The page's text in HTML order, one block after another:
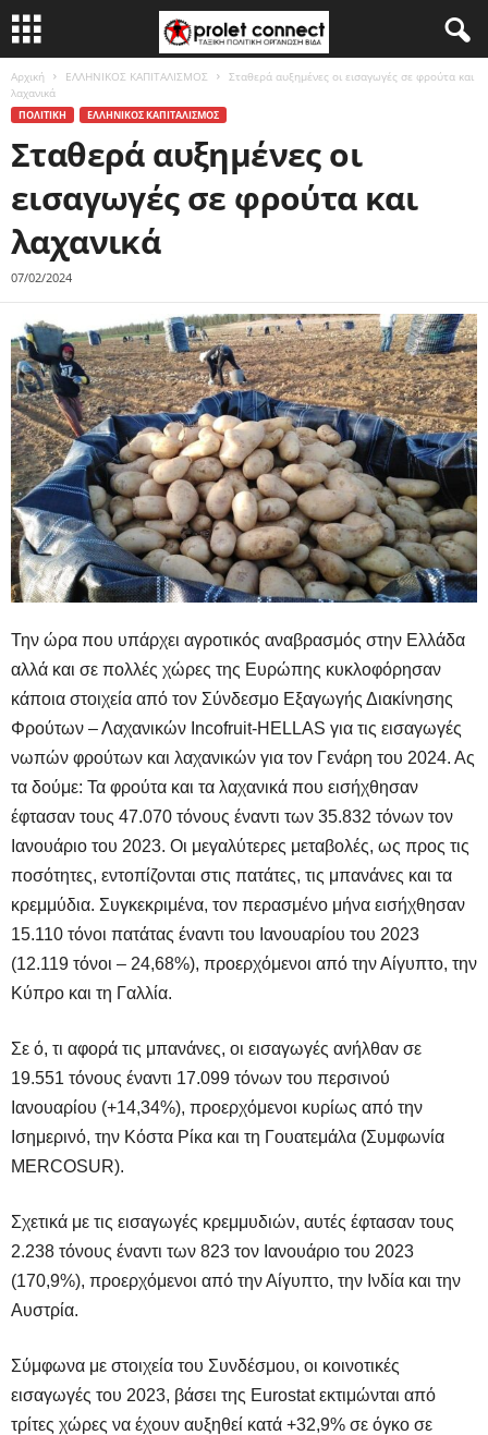
Αρχική ΕΛΛΗΝΙΚΟΣ ΚΑΠΙΤΑΛΙΣΜΟΣ
Σταθερά αυξημένες οι εισαγωγές σε φρούτα και
λαχανικά
ΠΟΛΙΤΙΚΗ ΕΛΛΗΝΙΚΟΣ ΚΑΠΙΤΑΛΙΣΜΟΣ
Σταθερά αυξημένες οι
εισαγωγές σε φρούτα και
λαχανικά
07/02/2024
Την ώρα που υπάρχει αγροτικός αναβρασμός στην Ελλάδα
αλλά και σε πολλές χώρες της Ευρώπης κυκλοφόρησαν
κάποια στοιχεία από τον Σύνδεσμο Εξαγωγής Διακίνησης
Φρούτων – Λαχανικών Incofruit-HELLAS για τις εισαγωγές
νωπών φρούτων και λαχανικών για τον Γενάρη του 2024. Ας
τα δούμε: Τα φρούτα και τα λαχανικά που εισήχθησαν
έφτασαν τους 47.070 τόνους έναντι των 35.832 τόνων τον
Ιανουάριο του 2023. Οι μεγαλύτερες μεταβολές, ως προς τις
ποσότητες, εντοπίζονται στις πατάτες, τις μπανάνες και τα
κρεμμύδια. Συγκεκριμένα, τον περασμένο μήνα εισήχθησαν
15.110 τόνοι πατάτας έναντι του Ιανουαρίου του 2023
(12.119 τόνοι – 24,68%), προερχόμενοι από την Αίγυπτο, την
Κύπρο και τη Γαλλία.
Σε ό, τι αφορά τις μπανάνες, οι εισαγωγές ανήλθαν σε
19.551 τόνους έναντι 17.099 τόνων του περσινού
Ιανουαρίου (+14,34%), προερχόμενοι κυρίως από την
Ισημερινό, την Κόστα Ρίκα και τη Γουατεμάλα (Συμφωνία
MERCOSUR).
Σχετικά με τις εισαγωγές κρεμμυδιών, αυτές έφτασαν τους
2.238 τόνους έναντι των 823 τον Ιανουάριο του 2023
(170,9%), προερχόμενοι από την Αίγυπτο, την Ινδία και την
Αυστρία.
Σύμφωνα με στοιχεία του Συνδέσμου, οι κοινοτικές
εισαγωγές του 2023, βάσει της Eurostat εκτιμώνται από
τρίτες χώρες να έχουν αυξηθεί κατά +32,9% σε όγκο σε